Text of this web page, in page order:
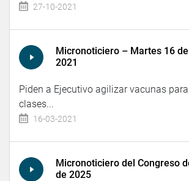
27-10-2021
Micronoticiero – Martes 16
2021
Piden a Ejecutivo agilizar vacunas
clases...
16-03-2021
Micronoticiero del Congreso
de 2025